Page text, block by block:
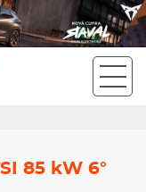
85 kW 6°